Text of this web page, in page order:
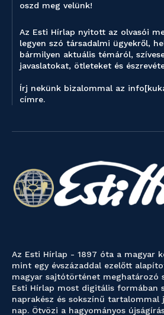
oszd meg velünk!
Az Esti Hírlap nyitott az olvasói
legyen szó társadalmi ügyekről,
bármilyen aktuális témáról,
javaslatokat, ötleteket és
Írj nekünk bizalommal az
címre.
Az Esti Hírlap - 1897 óta a magyar
mint egy évszázaddal ezelőtt
magyar sajtótörténet meghatározó
Esti Hírlap most digitális formában
naprakész és sokszínű
nap. Ötvözi a hagyományos